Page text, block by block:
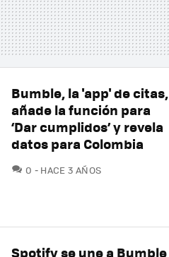
Bumble, la 'app' de citas,
añade la función para
‘Dar cumplidos’ y revela
datos para Colombia
0 COMENTARIOS
HACE 3 AÑOS
Spotify se une a Bumble